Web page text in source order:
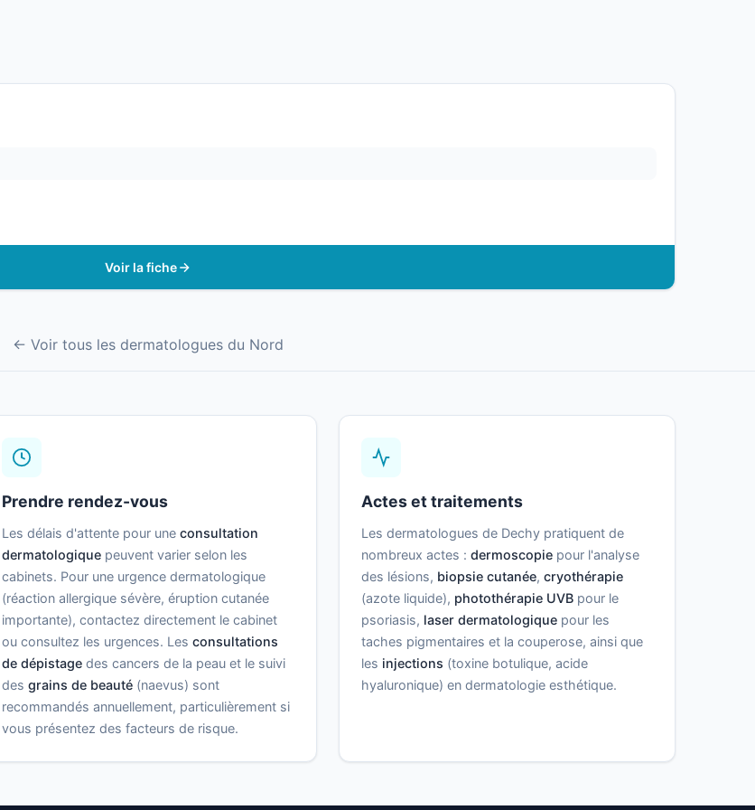
Voir la fiche
← Voir tous les dermatologues du Nord
Prendre rendez-vous
Les délais d'attente pour uneconsultation
dermatologique peuvent varier selon les
cabinets. Pour une urgence dermatologique
(réaction allergique sévère, éruption cutanée
importante), contactez directement le cabinet
ou consultez les urgences. Lesconsultations
de dépistage des cancers de la peau et le suivi
desgrains de beauté (naevus) sont
recommandés annuellement, particulièrement si
vous présentez des facteurs de risque.
Actes et traitements
Les dermatologues de Dechy pratiquent de
nombreux actes : dermoscopiepour l'analyse
des lésions, biopsie cutanée, cryothérapie
(azote liquide), photothérapie UVBpour le
psoriasis, laser dermatologiquepour les
taches pigmentaires et la couperose, ainsi que
les injections (toxine botulique, acide
hyaluronique) en dermatologie esthétique.